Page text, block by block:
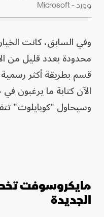
وورد - Microsoft
وفي السابق، كانت
محدودة بعدد قليل من
قسم بطريقة أكثر
الآن كتابة ما يرغبون
وسيحاول "كوبايلوت"
مايكروسوفت
الجديدة